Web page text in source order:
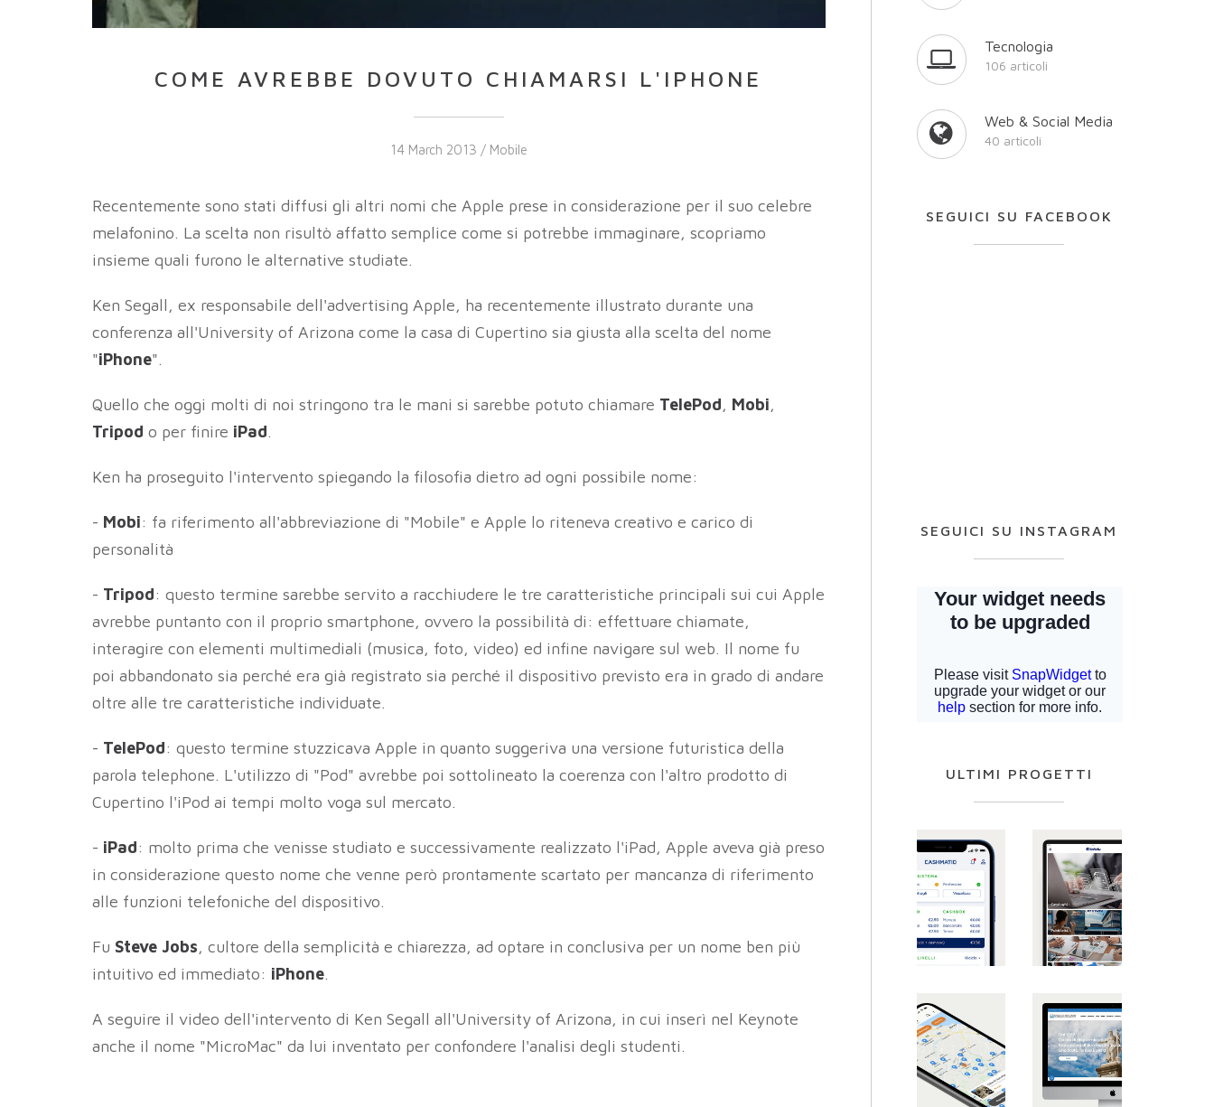
COME AVREBBE DOVUTO CHIAMARSI L'IPHONE
14 March 2013 / Mobile
Recentemente sono stati diffusi gli altri nomi che Apple prese in considerazione per il suo celebre
melafonino. La scelta non risultò affatto semplice come si potrebbe immaginare, scopriamo
insieme quali furono le alternative studiate.
Ken Segall, ex responsabile dell'advertising Apple, ha recentemente illustrato durante una
conferenza all'University of Arizona come la casa di Cupertino sia giusta alla scelta del nome
"iPhone".
Quello che oggi molti di noi stringono tra le mani si sarebbe potuto chiamare TelePod, Mobi,
Tripod o per finire iPad.
Ken ha proseguito l'intervento spiegando la filosofia dietro ad ogni possibile nome:
- Mobi: fa riferimento all'abbreviazione di "Mobile" e Apple lo riteneva creativo e carico di
personalità
- Tripod: questo termine sarebbe servito a racchiudere le tre caratteristiche principali sui cui Apple
avrebbe puntanto con il proprio smartphone, ovvero la possibilità di: effettuare chiamate,
interagire con elementi multimediali (musica, foto, video) ed infine navigare sul web. Il nome fu
poi abbandonato sia perché era già registrato sia perché il dispositivo previsto era in grado di andare
oltre alle tre caratteristiche individuate.
- TelePod: questo termine stuzzicava Apple in quanto suggeriva una versione futuristica della
parola telephone. L'utilizzo di "Pod" avrebbe poi sottolineato la coerenza con l'altro prodotto di
Cupertino l'iPod ai tempi molto voga sul mercato.
- iPad: molto prima che venisse studiato e successivamente realizzato l'iPad, Apple aveva già preso
in considerazione questo nome che venne però prontamente scartato per mancanza di riferimento
alle funzioni telefoniche del dispositivo.
Fu Steve Jobs, cultore della semplicità e chiarezza, ad optare in conclusiva per un nome ben più
intuitivo ed immediato: iPhone.
A seguire il video dell'intervento di Ken Segall all'University of Arizona, in cui inserì nel Keynote
anche il nome "MicroMac" da lui inventato per confondere l'analisi degli studenti.
Tecnologia
106 articoli
Web & Social Media
40 articoli
SEGUICI SU FACEBOOK
SEGUICI SU INSTAGRAM
ULTIMI PROGETTI